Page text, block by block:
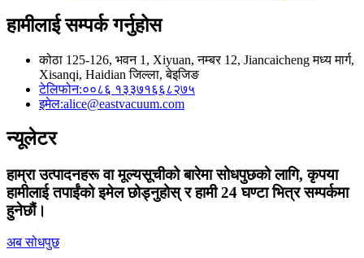
हामीलाई सम्पर्क गर्नुहोस
कोठा 125-126, भवन 1, Xiyuan, नम्बर 12, Jiancaicheng मध्य मार्ग,
Xisanqi, Haidian जिल्ला, बेइजिङ
टेलिफोन:००८६ १३३७१६६८२७५
इमेल:alice@eastvacuum.com
न्यूलेटर
हाम्रा उत्पादनहरू वा मूल्यसूचीको बारेमा सोधपुछको लागि, कृपया
हामीलाई तपाईंको इमेल छोड्नुहोस् र हामी 24 घण्टा भित्र सम्पर्कमा
हुनेछौं।
अब सोधपुछ